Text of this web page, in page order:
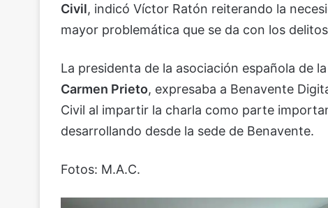
Civil, indicó Víctor Ratón reiterando la
mayor problemática que se da con los
La presidenta de la asociación española de
Carmen Prieto, expresaba a Benavente
Civil al impartir la charla como parte
desarrollando desde la sede de Benavente.
Fotos: M.A.C.